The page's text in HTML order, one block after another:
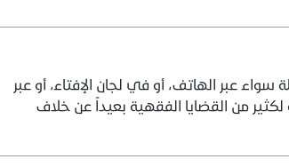
عبر الهاتف، أو في لجان الإفتاء، أو عبر
من القضايا الفقهية بعيداً عن خلاف